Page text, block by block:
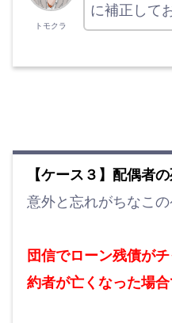
トモクラ
に補正して
【ケース３】配偶者
意外と忘れがちなこの
団信でローン残債が
約者が亡くなった場合